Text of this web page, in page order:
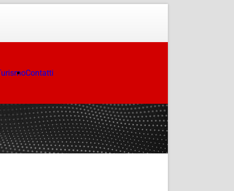
Contatti